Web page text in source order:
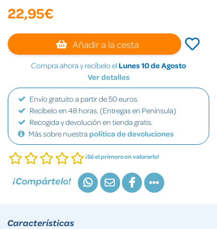
22,95€
Añadir a la cesta
Compra ahora y recíbelo el Lunes 10 de Agosto
Ver detalles
Envío gratuito a partir de 50 euros.
Recíbelo en 48 horas. (Entregas en Península)
Recogida y devolución en tienda gratis.
Más sobre nuestra política de devoluciones
¡Sé el primero en valorarlo!
¡Compártelo!
Características